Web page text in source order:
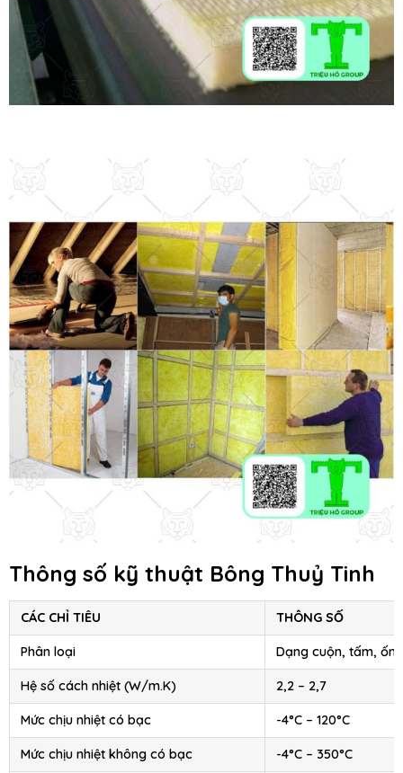
Thông số kỹ thuật Bông Thuỷ Tinh
CÁC CHỈ TIÊU THÔNG SỐ
Phân loại Dạng cuộn, tấm, ống
Hệ số cách nhiệt (W/m.K) 2,2 – 2,7
Mức chịu nhiệt có bạc -4°C – 120°C
Mức chịu nhiệt không có bạc -4°C – 350°C